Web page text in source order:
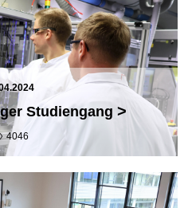
Studiengang >
4046